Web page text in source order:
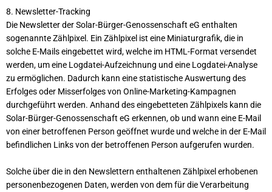
8. Newsletter-Tracking
Die Newsletter der Solar-Bürger-Genossenschaft eG enthalten
sogenannte Zählpixel. Ein Zählpixel ist eine Miniaturgrafik, die in
solche E-Mails eingebettet wird, welche im HTML-Format versendet
werden, um eine Logdatei-Aufzeichnung und eine Logdatei-Analyse
zu ermöglichen. Dadurch kann eine statistische Auswertung des
Erfolges oder Misserfolges von Online-Marketing-Kampagnen
durchgeführt werden. Anhand des eingebetteten Zählpixels kann die
Solar-Bürger-Genossenschaft eG erkennen, ob und wann eine E-Mail
von einer betroffenen Person geöffnet wurde und welche in der E-Mail
befindlichen Links von der betroffenen Person aufgerufen wurden.
Solche über die in den Newslettern enthaltenen Zählpixel erhobenen
personenbezogenen Daten, werden von dem für die Verarbeitung